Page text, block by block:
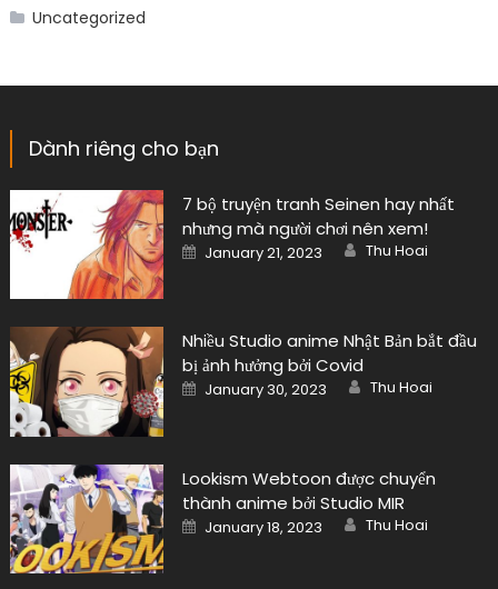
Uncategorized
Dành riêng cho bạn
7 bộ truyện tranh Seinen hay nhất
nhưng mà người chơi nên xem!
Posted
on
January 21, 2023 Author
Thu Hoai
Nhiều Studio anime Nhật Bản bắt đầu
bị ảnh hưởng bởi Covid
Posted
on
January 30, 2023 Author
Thu Hoai
Lookism Webtoon được chuyển
thành anime bởi Studio MIR
Posted
on
January 18, 2023 Author
Thu Hoai